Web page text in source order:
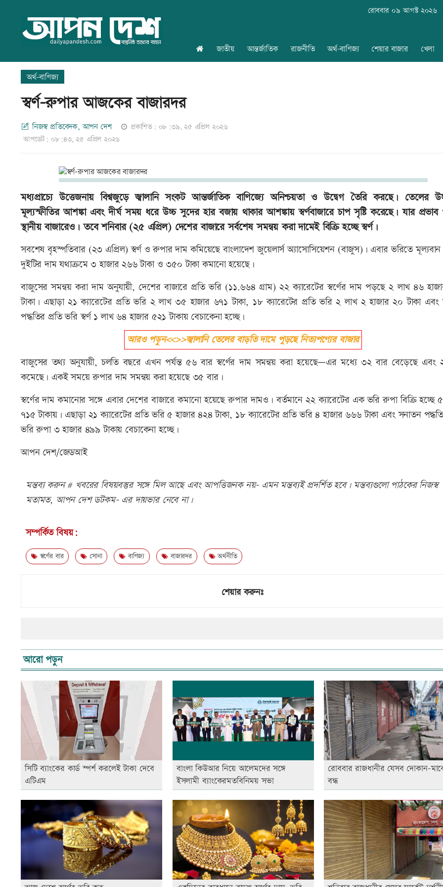
রোববার ০৯ আগস্ট ২০২৬
জাতীয় আন্তর্জাতিক রাজনীতি অর্থ-বাণিজ্য শেয়ার বাজার খেলা
অর্থ-বাণিজ্য
স্বর্ণ-রুপার আজকের বাজারদর
নিজস্ব প্রতিবেদক, আপন দেশ
প্রকাশিত: ০৮:৩৯, ২৫ এপ্রিল ২০২৬
আপডেট: ০৮:৪৩, ২৫ এপ্রিল ২০২৬
মধ্যপ্রাচ্যে উত্তেজনায় বিশ্বজুড়ে জ্বালানি সংকট আন্তর্জাতিক বাণিজ্যে অনিশ্চয়তা ও উদ্বেগ তৈরি করছে। তেলের
মূল্যস্ফীতির আশঙ্কা এবং দীর্ঘ সময় ধরে উচ্চ সুদের হার বজায় থাকার আশঙ্কায় স্বর্ণবাজারে চাপ সৃষ্টি করেছে। যার
স্থানীয় বাজারেও। তবে শনিবার (২৫ এপ্রিল) দেশের বাজারে সর্বশেষ সমন্বয় করা দামেই বিক্রি হচ্ছে স্বর্ণ।
সবশেষ বৃহস্পতিবার (২৩ এপ্রিল) স্বর্ণ ও রুপার দাম কমিয়েছে বাংলাদেশ জুয়েলার্স অ্যাসোসিয়েশন (বাজুস)। এবার ভরিতে
দুইটির দাম যথাক্রমে ৩ হাজার ২৬৬ টাকা ও ৩৫০ টাকা কমানো হয়েছে।
বাজুসের সমন্বয় করা দাম অনুযায়ী, দেশের বাজারে প্রতি ভরি (১১.৬৬৪ গ্রাম) ২২ ক্যারেটের স্বর্ণের দাম পড়ছে ২ লাখ ৪৬
টাকা। এছাড়া ২১ ক্যারেটের প্রতি ভরি ২ লাখ ৩৫ হাজার ৬৭১ টাকা, ১৮ ক্যারেটের প্রতি ভরি ২ লাখ ২ হাজার ২০ টাকা
পদ্ধতির প্রতি ভরি স্বর্ণ ১ লাখ ৬৪ হাজার ৫২১ টাকায় বেচাকেনা হচ্ছে।
আরও পড়ুন<<>>জ্বালানি তেলের বাড়তি দামে পুড়ছে নিত্যপণ্যের বাজার
বাজুসের তথ্য অনুযায়ী, চলতি বছরে এখন পর্যন্ত ৫৬ বার স্বর্ণের দাম সমন্বয় করা হয়েছে—এর মধ্যে ৩২ বার বেড়েছে এবং
কমেছে। একই সময়ে রুপার দাম সমন্বয় করা হয়েছে ৩৫ বার।
স্বর্ণের দাম কমানোর সঙ্গে এবার দেশের বাজারে কমানো হয়েছে রুপার দামও। বর্তমানে ২২ ক্যারেটের এক ভরি রুপা বিক্রি হচ্ছে
৭১৫ টাকায়। এছাড়া ২১ ক্যারেটের প্রতি ভরি ৫ হাজার ৪২৪ টাকা, ১৮ ক্যারেটের প্রতি ভরি ৪ হাজার ৬৬৬ টাকা এবং সনাতন
ভরি রুপা ৩ হাজার ৪৯৯ টাকায় বেচাকেনা হচ্ছে।
আপন দেশ/জেডআই
মন্তব্য করুন # খবরের বিষয়বস্তুর সঙ্গে মিল আছে এবং আপত্তিজনক নয়- এমন মন্তব্যই প্রদর্শিত হবে। মন্তব্যগুলো পাঠকের নিজস্ব
মতামত, আপন দেশ ডটকম- এর দায়ভার নেবে না।
সম্পর্কিত বিষয়:
স্বর্ণের বার সোনা বাণিজ্য বাজারদর অর্থনীতি
শেয়ার করুনঃ
আরো পড়ুন
সিটি ব্যাংকের কার্ড স্পর্শ করলেই টাকা দেবে
এটিএম
বাংলা কিউআর নিয়ে আলেমদের সঙ্গে
ইসলামী ব্যাংকেরমতবিনিময় সভা
রোববার রাজধানীর যেসব দোকান-
বন্ধ